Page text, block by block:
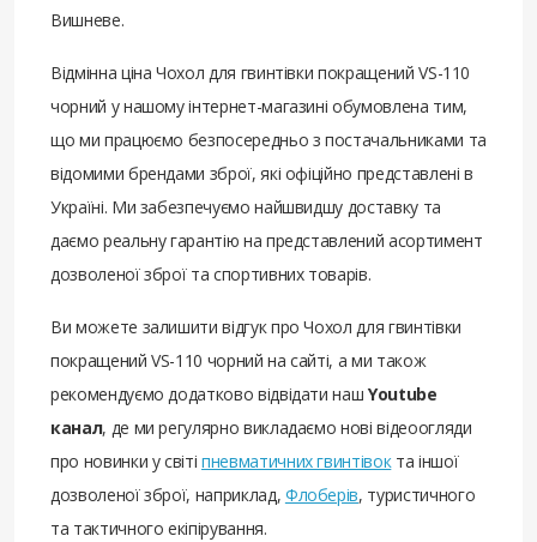
Вишневе.
Відмінна ціна Чохол для гвинтівки покращений VS-110
чорний у нашому інтернет-магазині обумовлена ​​тим,
що ми працюємо безпосередньо з постачальниками та
відомими брендами зброї, які офіційно представлені в
Україні. Ми забезпечуємо найшвидшу доставку та
даємо реальну гарантію на представлений асортимент
дозволеної зброї та спортивних товарів.
Ви можете залишити відгук про Чохол для гвинтівки
покращений VS-110 чорний на сайті, а ми також
рекомендуємо додатково відвідати нашYoutube
канал, де ми регулярно викладаємо нові відеоогляди
про новинки у світіпневматичних гвинтівокта іншої
дозволеної зброї, наприклад, Флоберів, туристичного
та тактичного екіпірування.